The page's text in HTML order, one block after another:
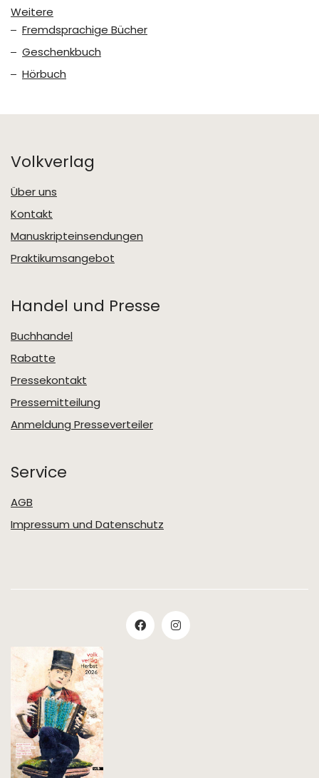
Weitere
Fremdsprachige Bücher
Geschenkbuch
Hörbuch
Volkverlag
Über uns
Kontakt
Manuskripteinsendungen
Praktikumsangebot
Handel und Presse
Buchhandel
Rabatte
Pressekontakt
Pressemitteilung
Anmeldung Presseverteiler
Service
AGB
Impressum und Datenschutz